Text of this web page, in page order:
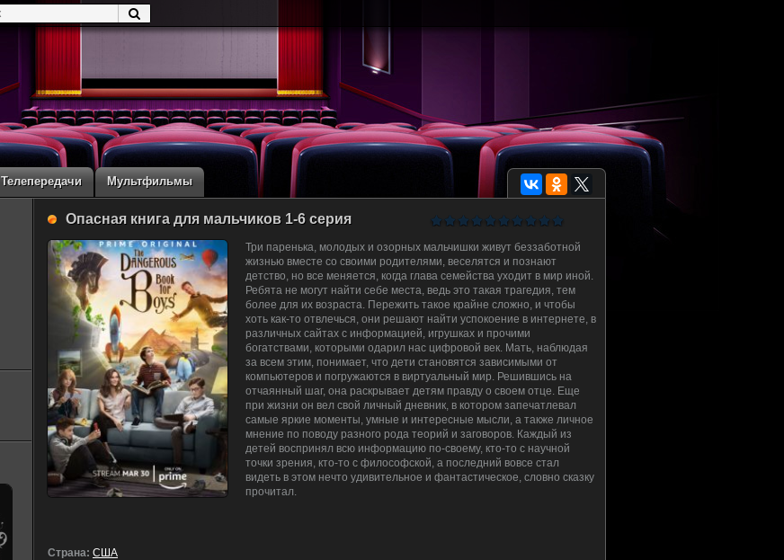
Опасная книга для мальчиков 1-6 серия
Три паренька, молодых и озорных мальчишки живут беззаботной
жизнью вместе со своими родителями, веселятся и познают
детство, но все меняется, когда глава семейства уходит в мир иной.
Ребята не могут найти себе места, ведь это такая трагедия, тем
более для их возраста. Пережить такое крайне сложно, и чтобы
хоть как-то отвлечься, они решают найти успокоение в интернете, в
различных сайтах с информацией, игрушках и прочими
богатствами, которыми одарил нас цифровой век. Мать, наблюдая
за всем этим, понимает, что дети становятся зависимыми от
компьютеров и погружаются в виртуальный мир. Решившись на
отчаянный шаг, она раскрывает детям правду о своем отце. Еще
при жизни он вел свой личный дневник, в котором запечатлевал
самые яркие моменты, умные и интересные мысли, а также личное
мнение по поводу разного рода теорий и заговоров. Каждый из
детей воспринял всю информацию по-своему, кто-то с научной
точки зрения, кто-то с философской, а последний вовсе стал
видеть в этом нечто удивительное и фантастическое, словно сказку
прочитал.
Cтрана: США
Телепередачи Мультфильмы